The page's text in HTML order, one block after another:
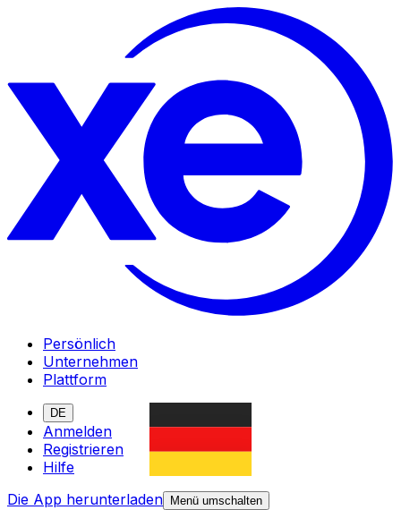
Persönlich
Unternehmen
Plattform
DE
Anmelden
Registrieren
Hilfe
Die App herunterladen
Menü umschalten